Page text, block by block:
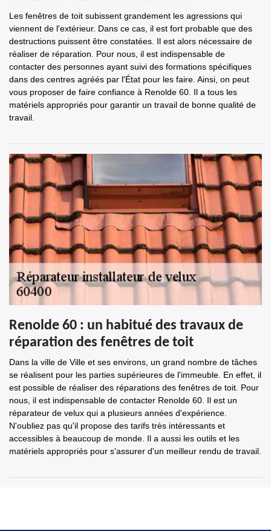
Les fenêtres de toit subissent grandement les agressions qui
viennent de l'extérieur. Dans ce cas, il est fort probable que des
destructions puissent être constatées. Il est alors nécessaire de
réaliser de réparation. Pour nous, il est indispensable de
contacter des personnes ayant suivi des formations spécifiques
dans des centres agréés par l'État pour les faire. Ainsi, on peut
vous proposer de faire confiance à Renolde 60. Il a tous les
matériels appropriés pour garantir un travail de bonne qualité de
travail.
Renolde 60 : un habitué des travaux de
réparation des fenêtres de toit
Dans la ville de Ville et ses environs, un grand nombre de tâches
se réalisent pour les parties supérieures de l'immeuble. En effet, il
est possible de réaliser des réparations des fenêtres de toit. Pour
nous, il est indispensable de contacter Renolde 60. Il est un
réparateur de velux qui a plusieurs années d'expérience.
N'oubliez pas qu'il propose des tarifs très intéressants et
accessibles à beaucoup de monde. Il a aussi les outils et les
matériels appropriés pour s'assurer d'un meilleur rendu de travail.